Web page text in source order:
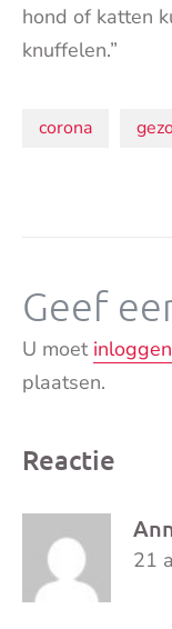
hond of katten
knuffelen.”
corona
Geef
U moet inloggen
plaatsen.
Reactie
21